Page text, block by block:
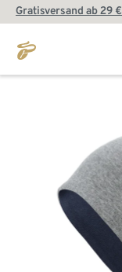
Gratisversand ab 29